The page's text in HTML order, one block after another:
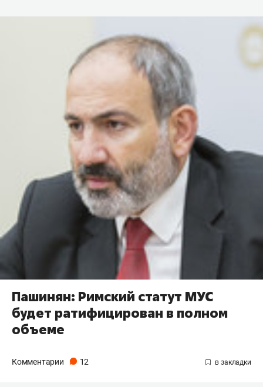
Пашинян: Римский статут МУС
будет ратифицирован в полном
объеме
Комментарии 12